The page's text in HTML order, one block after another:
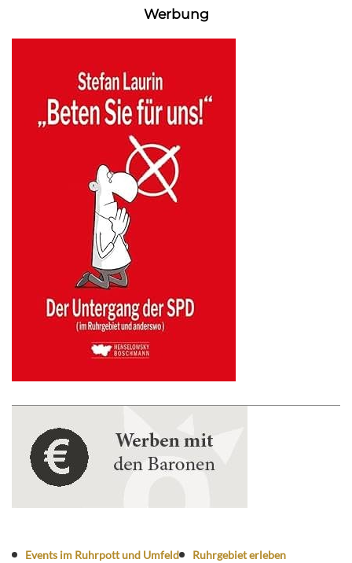
Werbung
Events im Ruhrpott und Umfeld Ruhrgebiet erleben